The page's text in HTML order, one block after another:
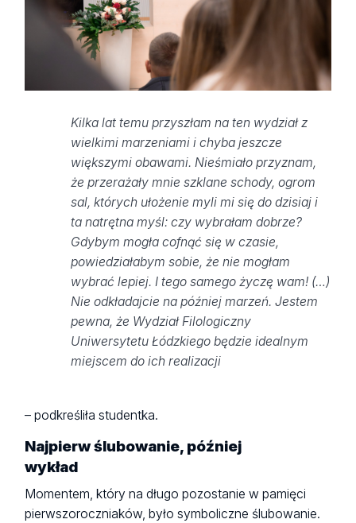
Kilka lat temu przyszłam na ten wydział z
wielkimi marzeniami i chyba jeszcze
większymi obawami. Nieśmiało przyznam,
że przerażały mnie szklane schody, ogrom
sal, których ułożenie myli mi się do dzisiaj i
ta natrętna myśl: czy wybrałam dobrze?
Gdybym mogła cofnąć się w czasie,
powiedziałabym sobie, że nie mogłam
wybrać lepiej. I tego samego życzę wam! (…)
Nie odkładajcie na później marzeń. Jestem
pewna, że Wydział Filologiczny
Uniwersytetu Łódzkiego będzie idealnym
miejscem do ich realizacji
– podkreśliła studentka.
Najpierw ślubowanie, później
wykład
Momentem, który na długo pozostanie w pamięci
pierwszoroczniaków, było symboliczne ślubowanie.